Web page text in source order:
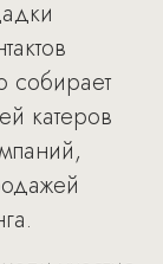
собирает
катеров